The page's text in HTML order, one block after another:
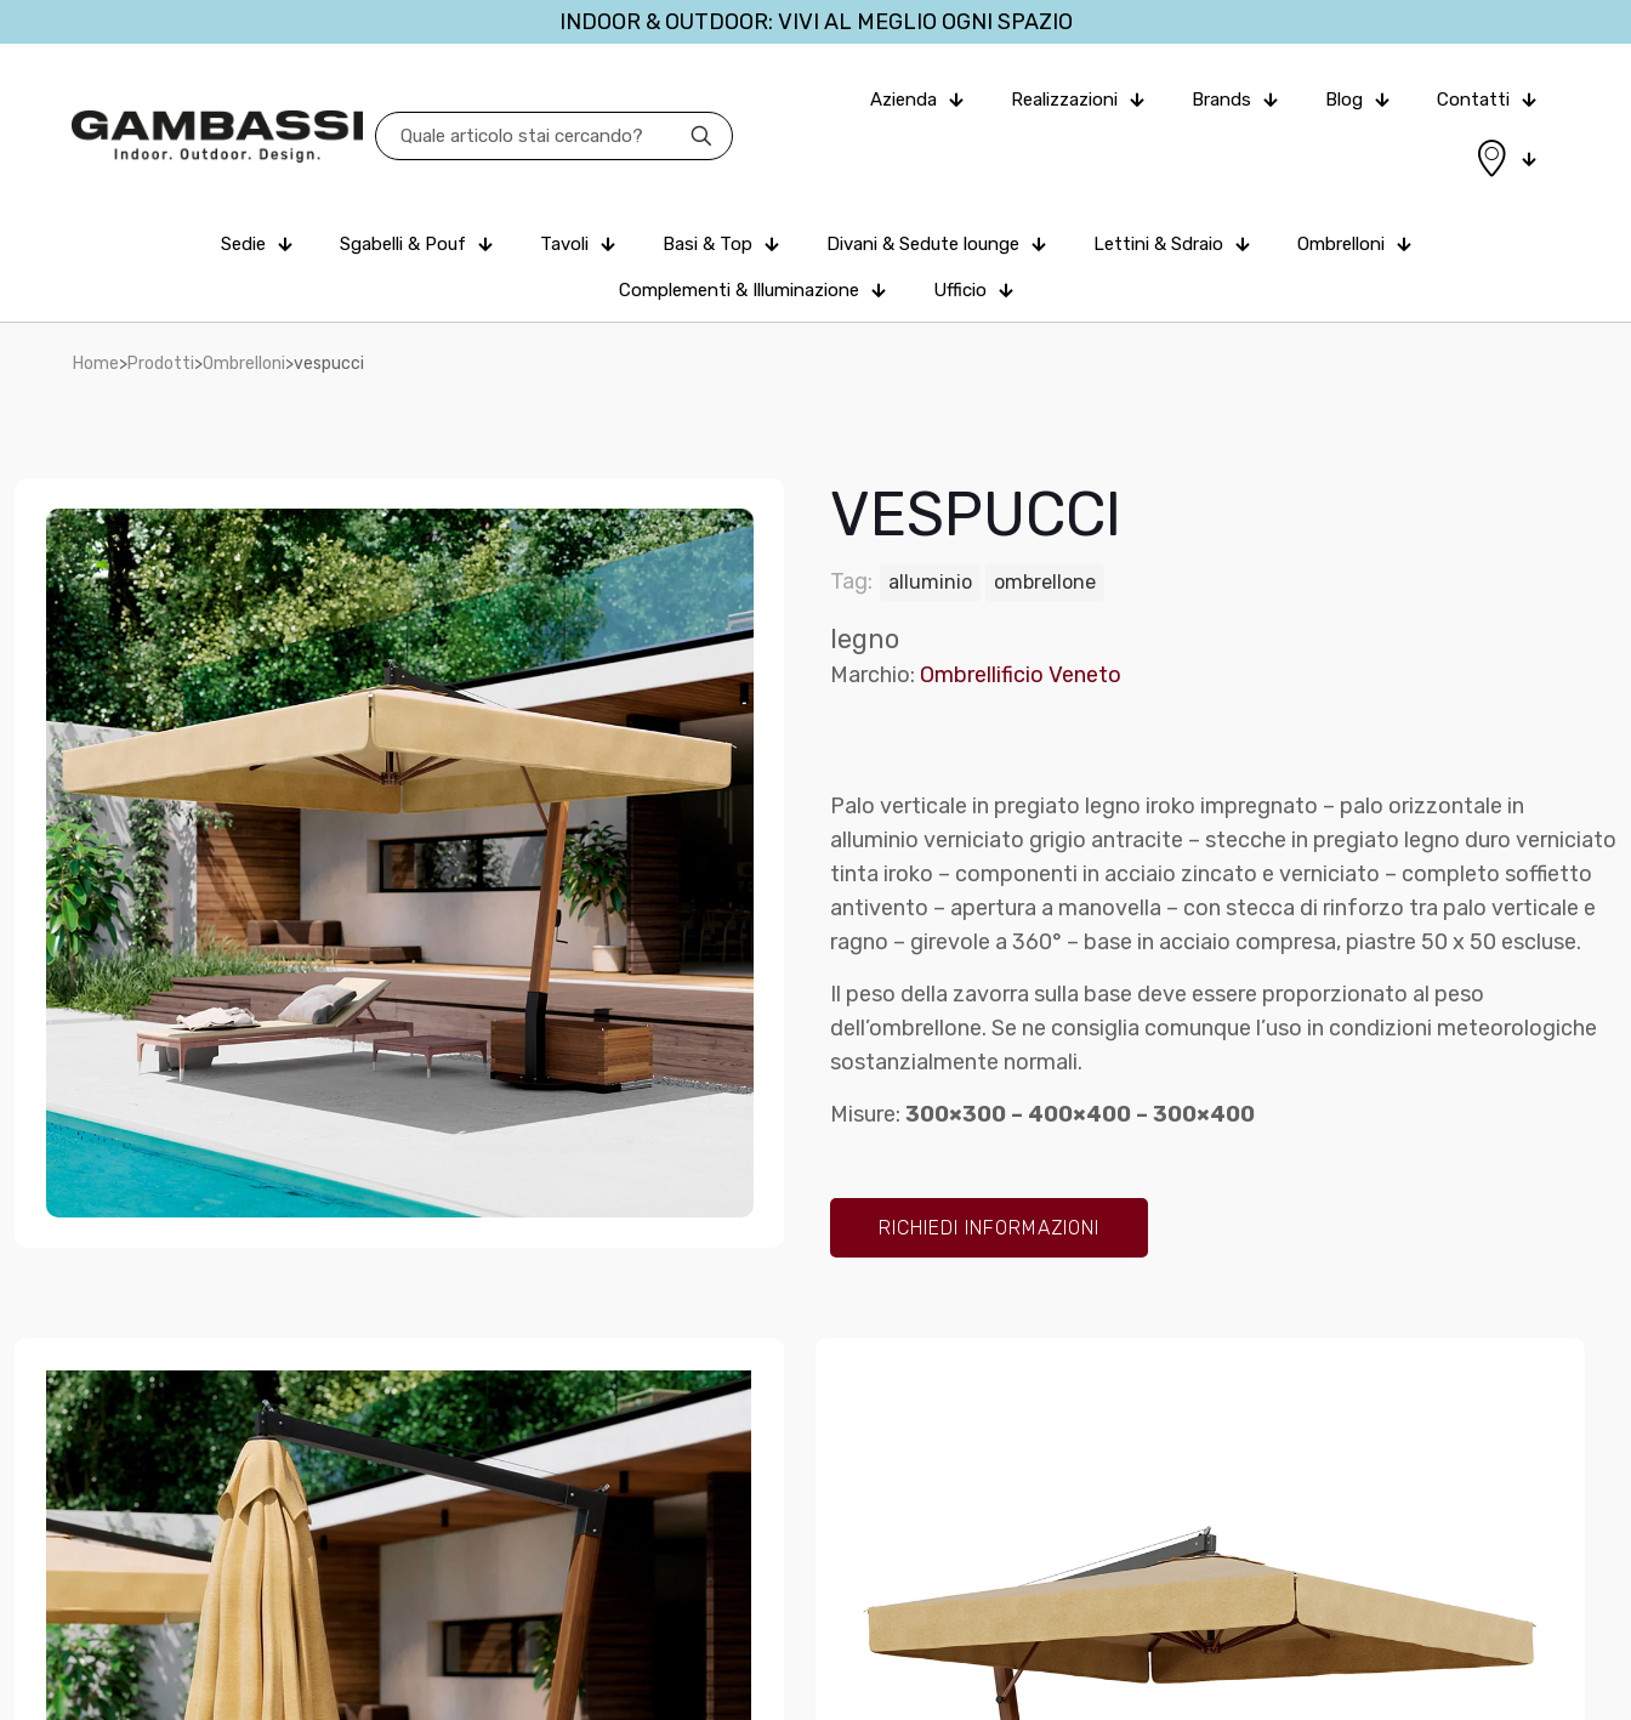
INDOOR & OUTDOOR: VIVI AL MEGLIO OGNI SPAZIO
Azienda Realizzazioni Brands Blog Contatti
Sedie Sgabelli & Pouf Tavoli Basi & Top Divani & Sedute lounge Lettini & Sdraio Ombrelloni
Complementi & Illuminazione Ufficio
Home>Prodotti>Ombrelloni>vespucci
VESPUCCI
Tag: alluminio ombrellone
legno
Marchio: Ombrellificio Veneto
Palo verticale in pregiato legno iroko impregnato – palo orizzontale in
alluminio verniciato grigio antracite – stecche in pregiato legno duro verniciato
tinta iroko – componenti in acciaio zincato e verniciato – completo soffietto
antivento – apertura a manovella – con stecca di rinforzo tra palo verticale e
ragno – girevole a 360° – base in acciaio compresa, piastre 50 x 50 escluse.
Il peso della zavorra sulla base deve essere proporzionato al peso
dell’ombrellone. Se ne consiglia comunque l’uso in condizioni meteorologiche
sostanzialmente normali.
Misure: 300×300 – 400×400 – 300×400
RICHIEDI INFORMAZIONI